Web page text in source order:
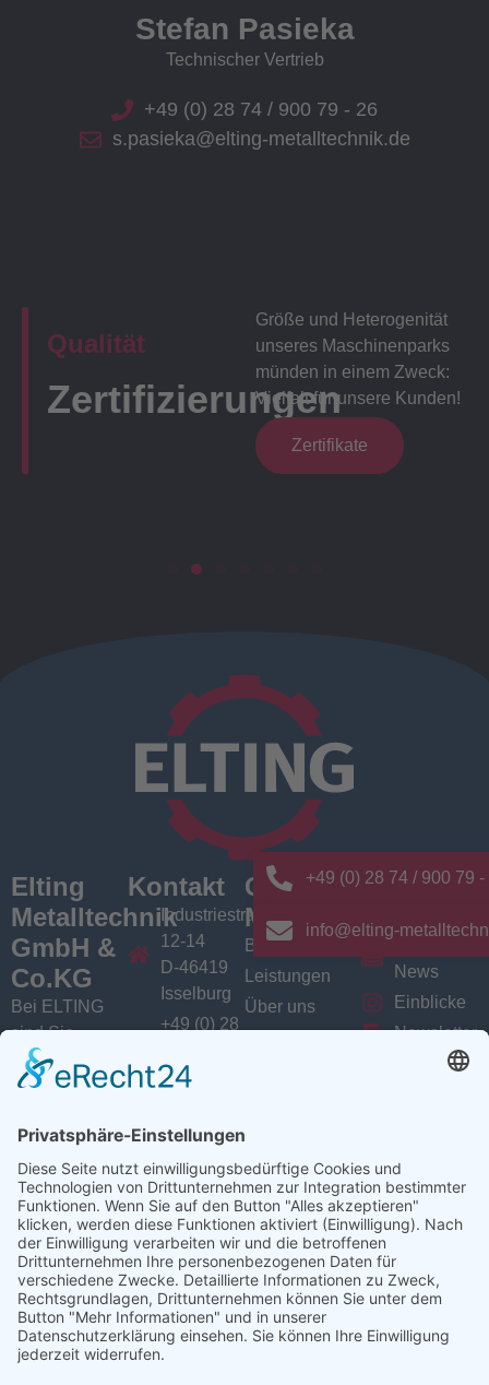
Stefan Pasieka
Technischer Vertrieb
+49 (0) 28 74 / 900 79 - 26
s.pasieka@elting-metalltechnik.de
Qualität
Zertifizierungen
Größe und Heterogenität
unseres Maschinenparks
münden in einem Zweck:
Vielfalt für unsere Kunden!
Zertifikate
Elting
Metalltechnik
GmbH &
Co.KG
Bei ELTING
sind Sie
richtig, wenn
Sie Fachleute
Profilbearbeitung,
Abkanttechnik,
Schweißtechnik
oder
Baugruppenfertigung
suchen.
Ansprechpartner
Kontakt
Industriestrasse
12-14
D-46419
Isselburg
+49 (0) 28
79 - 0
metalltechnik.de
Quick
Menü
Branchen
Leistungen
Über uns
News/
Aktuelles
News
Einblicke
Newsletter
Linkedin
YouTube
+49 (0) 28 74 / 900 79 -
info@elting-